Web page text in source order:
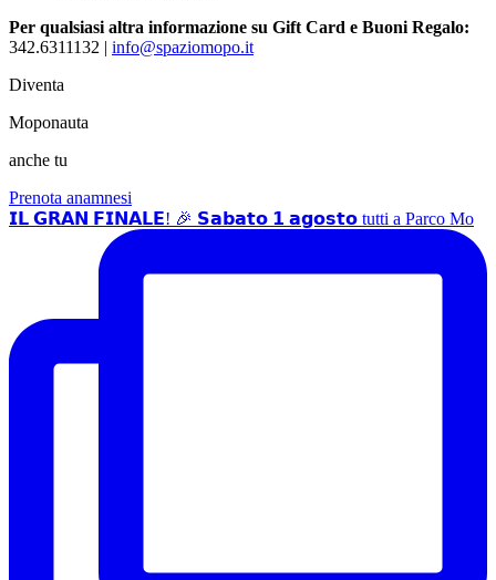
Per qualsiasi altra informazione su Gift Card e Buoni Regalo:
342.6311132 | info@spaziomopo.it
Diventa
Moponauta
anche tu
Prenota anamnesi
𝗜𝗟 𝗚𝗥𝗔𝗡 𝗙𝗜𝗡𝗔𝗟𝗘! 🎉 𝗦𝗮𝗯𝗮𝘁𝗼 𝟭 𝗮𝗴𝗼𝘀𝘁𝗼 tutti a Parco Mo